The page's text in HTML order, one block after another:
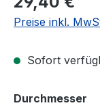
Preise inkl.
Sofort
Durchmesser